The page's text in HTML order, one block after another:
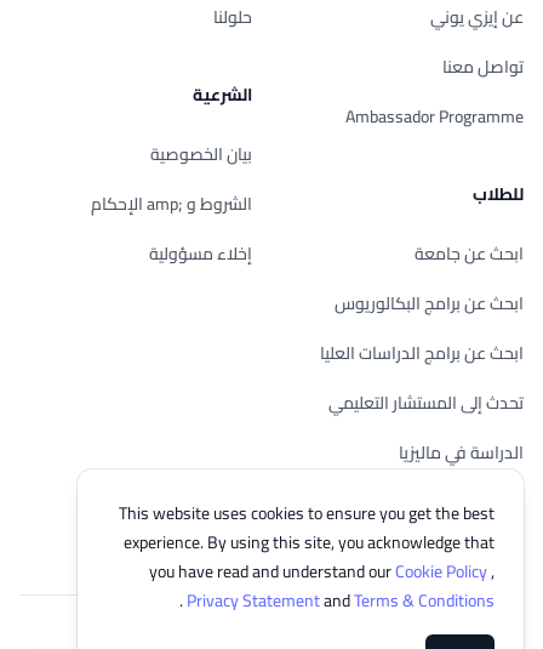
This website uses cookies to ensure you get the best
experience. By using this site, you acknowledge that
you have read and understand ourCookie Policy,
Privacy StatementandTerms & Conditions
.
عن إيزي يوني
تواصل معنا
Ambassador Programme
للطلاب
ابحث عن جامعة
ابحث عن برامج البكالوريوس
ابحث عن برامج الدراسات العليا
تحدث إلى المستشار التعليمي
الدراسة في ماليزيا
تحقق من أهليتك
حلولنا
الشرعية
بيان الخصوصية
الشروط و ;amp الإحكام
إخلاء مسؤولية